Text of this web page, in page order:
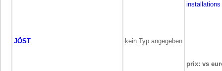
JÖST kein Typ angegeben
prix: vs